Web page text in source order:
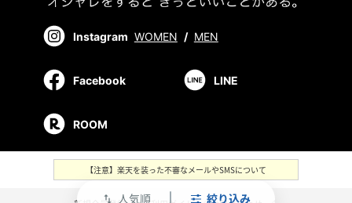
swap_vert 人気順 絞り込み
Instagram WOMEN / MEN
Facebook LINE
ROOM
【注意】楽天を装った不審なメールやSMSについて